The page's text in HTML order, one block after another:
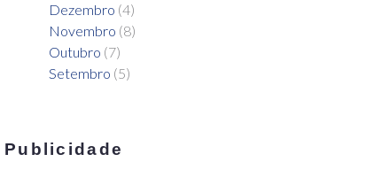
Dezembro (4)
Novembro (8)
Outubro (7)
Setembro (5)
Publicidade